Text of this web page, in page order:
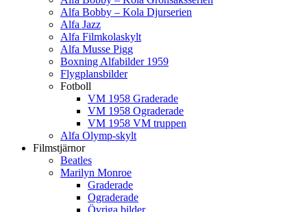
Alfa Bobby – Kola Djurserien
Alfa Jazz
Alfa Filmkolaskylt
Alfa Musse Pigg
Boxning Alfabilder 1959
Flygplansbilder
Fotboll
VM 1958 Graderade
VM 1958 Ograderade
VM 1958 VM truppen
Alfa Olymp-skylt
Filmstjärnor
Beatles
Marilyn Monroe
Graderade
Ograderade